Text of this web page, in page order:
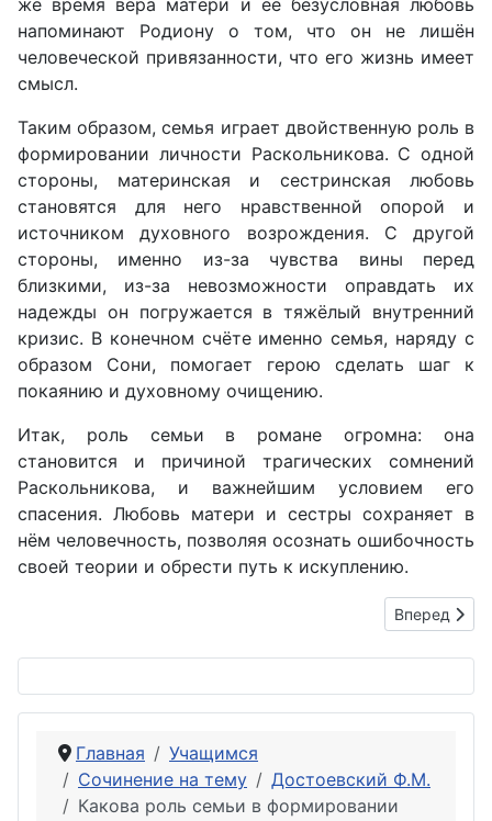
же время вера матери и её безусловная любовь
напоминают Родиону о том, что он не лишён
человеческой привязанности, что его жизнь имеет
смысл.
Таким образом, семья играет двойственную роль в
формировании личности Раскольникова. С одной
стороны, материнская и сестринская любовь
становятся для него нравственной опорой и
источником духовного возрождения. С другой
стороны, именно из-за чувства вины перед
близкими, из-за невозможности оправдать их
надежды он погружается в тяжёлый внутренний
кризис. В конечном счёте именно семья, наряду с
образом Сони, помогает герою сделать шаг к
покаянию и духовному очищению.
Итак, роль семьи в романе огромна: она
становится и причиной трагических сомнений
Раскольникова, и важнейшим условием его
спасения. Любовь матери и сестры сохраняет в
нём человечность, позволяя осознать ошибочность
своей теории и обрести путь к искуплению.
Следующий:
Вперед
Главная
Учащимся
Сочинение на тему
Достоевский Ф.М.
Какова роль семьи в формировании